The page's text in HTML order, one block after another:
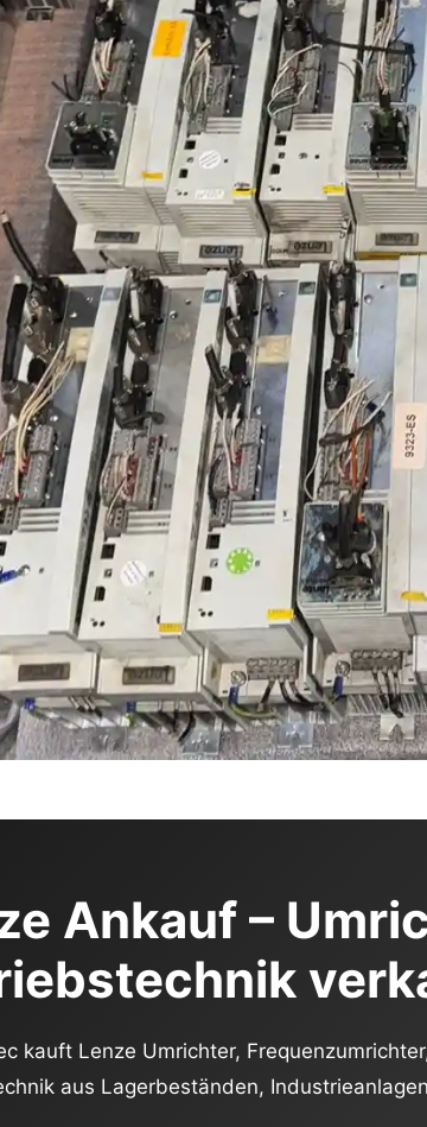
Ankauf –
kauft Lenze Umrichter,
aus Lagerbeständen,